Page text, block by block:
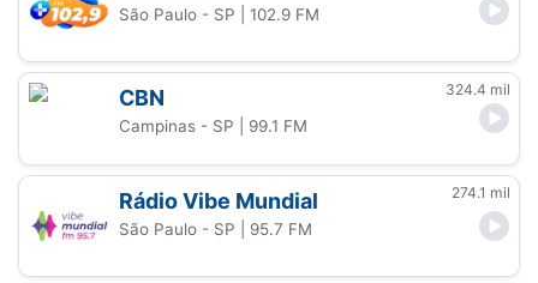
São Paulo - SP | 102.9 FM
CBN 324.4 mil
Campinas - SP | 99.1 FM
Rádio Vibe Mundial 274.1 mil
São Paulo - SP | 95.7 FM